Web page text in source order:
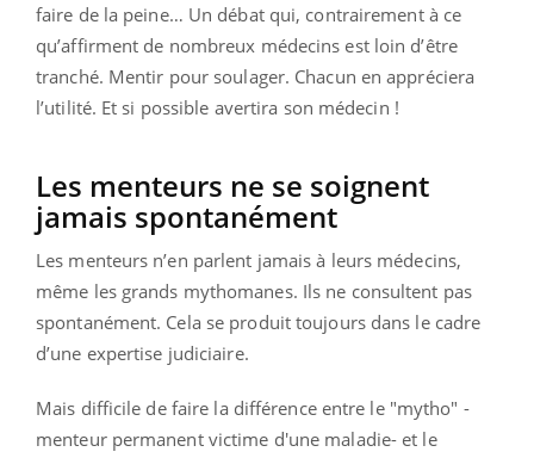
faire de la peine… Un débat qui, contrairement à ce
qu’affirment de nombreux médecins est loin d’être
tranché. Mentir pour soulager. Chacun en appréciera
l’utilité. Et si possible avertira son médecin !
Les menteurs ne se soignent
jamais spontanément
Les menteurs n’en parlent jamais à leurs médecins,
même les grands mythomanes. Ils ne consultent pas
spontanément. Cela se produit toujours dans le cadre
d’une expertise judiciaire.
Mais difficile de faire la différence entre le "mytho" -
menteur permanent victime d'une maladie- et le